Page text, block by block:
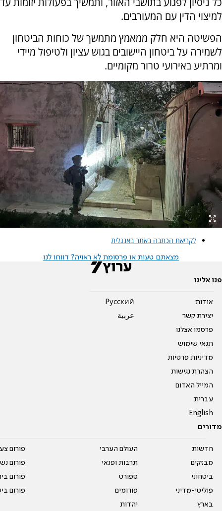
למיצוי הדין עם המעורבים.
הפשיטה היא חלק ממאמץ מתמשך של כוחות הביטחון
לשמירה על ביטחון היישובים בגוש עציון ולטיפול מיידי
ומרתיע באירועי טרור מקומיים.
לקריאת הכתבה באתר באנגלית
מצאתם טעות או פרסומת לא ראויה? דווחו לנו
פנו אלינו
אודות
יצירת קשר
פרסמו אצלנו
תנאי שימוש
מדיניות פרטיות
הצהרת נגישות
המייל האדום
עברית
English
Pусский
عربية
מדורים
חדשות
מבזקים
ביטחוני
פוליטי-מדיני
בארץ
העולם הערבי
תרבות ופנאי
ספורט
פורומים
יהדות
פורום
פורום
פורום
פורום